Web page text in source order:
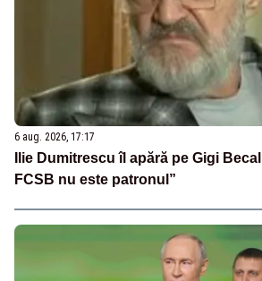
6 aug. 2026, 17:17
Ilie Dumitrescu îl apără pe Gigi
FCSB nu este patronul”